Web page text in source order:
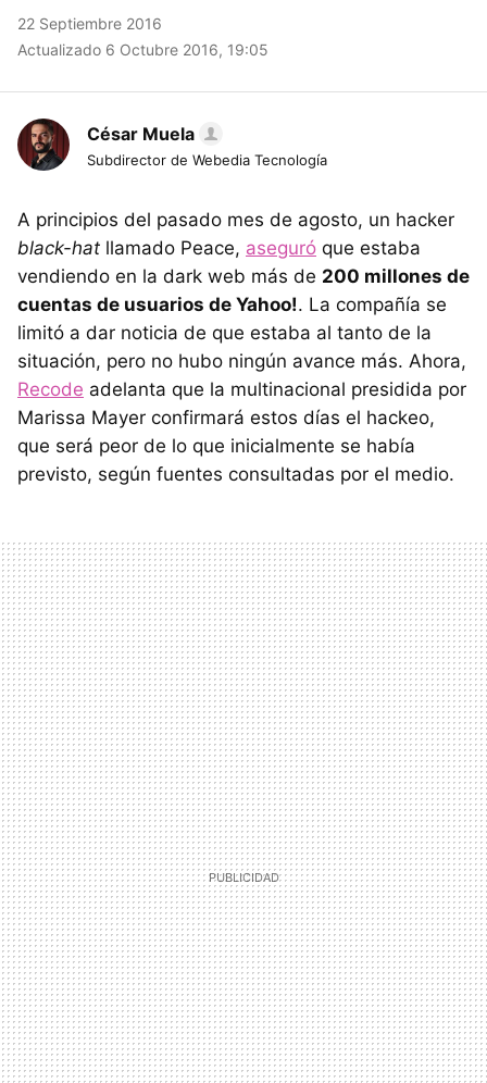
22 Septiembre 2016
Actualizado 6 Octubre 2016, 19:05
César Muela
Subdirector de Webedia Tecnología
A principios del pasado mes de agosto, un hacker
black-hat llamado Peace, aseguró que estaba
vendiendo en la dark web más de 200 millones de
cuentas de usuarios de Yahoo!. La compañía se
limitó a dar noticia de que estaba al tanto de la
situación, pero no hubo ningún avance más. Ahora,
Recode adelanta que la multinacional presidida por
Marissa Mayer confirmará estos días el hackeo,
que será peor de lo que inicialmente se había
previsto, según fuentes consultadas por el medio.